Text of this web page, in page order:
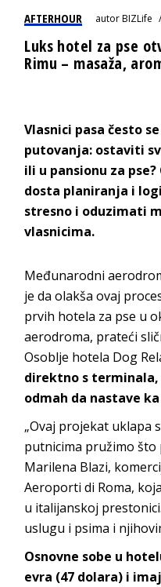
AFTERHOUR autorBIZLife
Luks hotel za pse
Rimu – masaža,
Vlasnici pasa često
putovanja: ostaviti
ili u pansionu za
dosta planiranja i
stresno i oduzimati
vlasnicima.
Međunarodni
je da olakša ovaj
prvih hotela za pse u
aerodroma, prateći
Osoblje hotela Dog
direktno s
odmah da nastave
„Ovaj projekat uklapa
putnicima pružimo što
Marilena Blazi,
Aeroporti di Roma,
u italijanskoj
uslugu i psima i
Osnovne sobe u
evra (47 dolara) i